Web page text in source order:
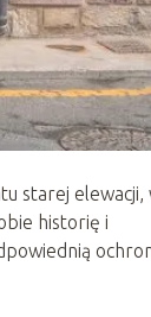
starej elewacji,
historię i